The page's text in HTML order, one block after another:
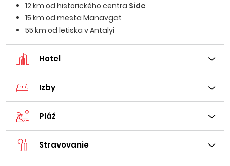
12 km od historického centra Side
15 km od mesta Manavgat
55 km od letiska v Antalyi
Hotel
Izby
Pláž
Stravovanie